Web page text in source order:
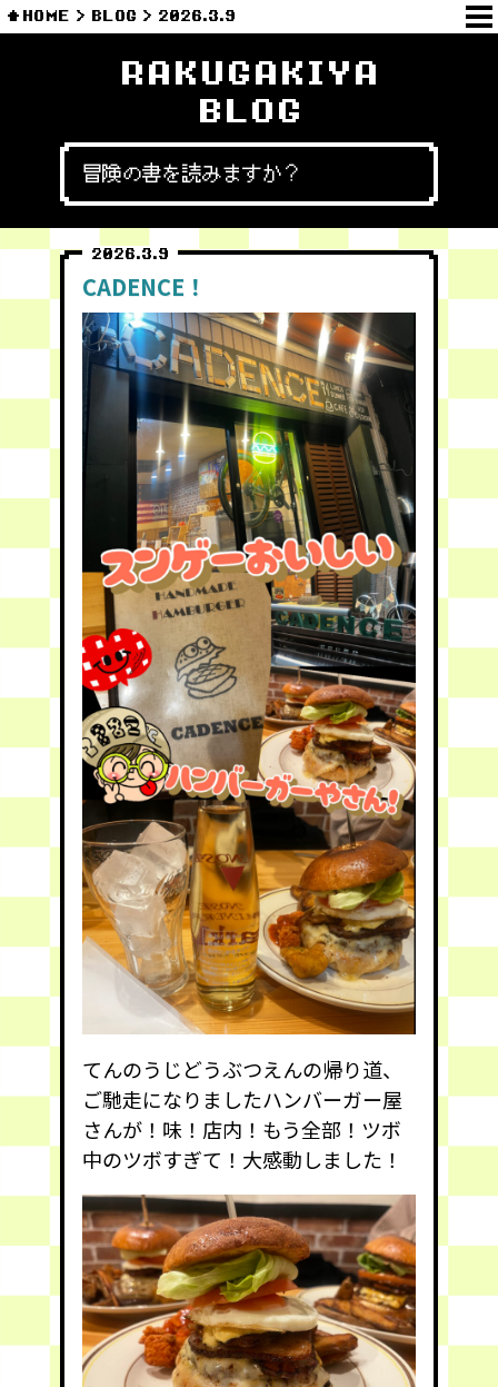
HOME BLOG 2026.3.9
RAKUGAKIYA
BLOG
冒険の書を読みますか？
2026.3.9
CADENCE！
てんのうじどうぶつえんの帰り道、
ご馳走になりましたハンバーガー屋
さんが！味！店内！もう全部！ツボ
中のツボすぎて！大感動しました！